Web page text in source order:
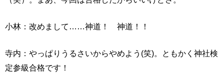
小林：改めまして……神道！ 神道！！
寺内：やっぱりうるさいからやめよう(笑)。ともかく神社検
定参級合格です！